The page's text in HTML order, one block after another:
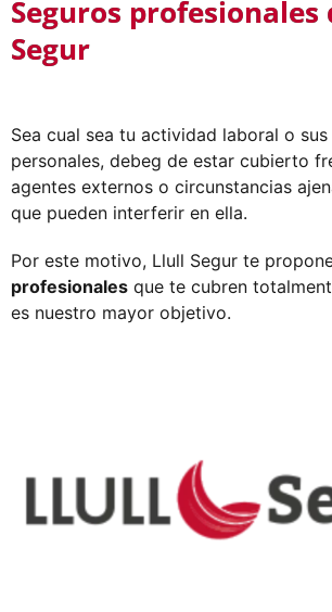
Seguros profesionales
Segur
Sea cual sea tu actividad laboral o
personales, debeg de estar cubierto
agentes externos o circunstancias
que pueden interferir en ella.
Por este motivo, Llull Segur te
profesionalesque te cubren
es nuestro mayor objetivo.